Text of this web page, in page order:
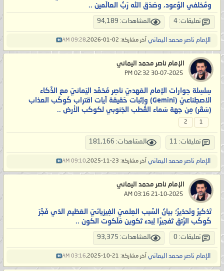
ومُخلفي الوُعود، وصَدَق الله رَبُّ العالَمين ..
تعليقات: 4 المشاهدات: 94,189
الإمام ناصر محمد اليماني آخر مشاركة: 02-01-2026, 09:28 AM
الإمام ناصر محمد اليماني
سِلسِلة حِوارات الإمام المَهديّ ناصِر مُحَمَّد اليَمانيّ مع الذَّكاء
الاصطِناعيّ (Gemini) وإثبات حَقيقة آيات اقتراب كَوكَب العذاب
(سَقَر) مِن جهة سَماء القُطب الجَنوبي لكوكب الأرض ..
1
2
تعليقات: 11 المشاهدات: 181,166
الإمام ناصر محمد اليماني آخر مشاركة: 23-11-2025, 09:10 AM
الإمام ناصر محمد اليماني
تَذكيرٌ وتَحذيرٌ؛ بيانُ السَّبب العِلميّ الفِيزيائيّ العَظيم الذي فَجَّرَ
كَوكَب الرَّتق تَفجيرًا لِبدء تَكوين مَلَكوت الكون ..
تعليقات: 0 المشاهدات: 93,375
الإمام ناصر محمد اليماني آخر مشاركة: 21-10-2025, 03:16 AM